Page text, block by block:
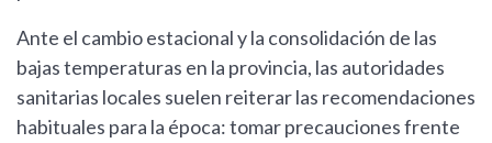
Ante el cambio estacional y la consolidación de las
bajas temperaturas en la provincia, las autoridades
sanitarias locales suelen reiterar las recomendaciones
habituales para la época: tomar precauciones frente